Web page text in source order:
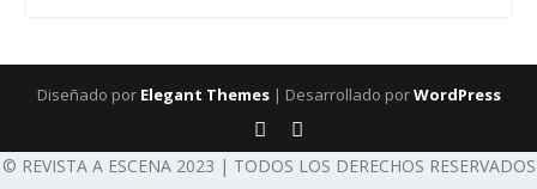
Diseñado por Elegant Themes| Desarrollado porWordPress
© REVISTA A ESCENA 2023 | TODOS LOS DERECHOS RESERVADOS